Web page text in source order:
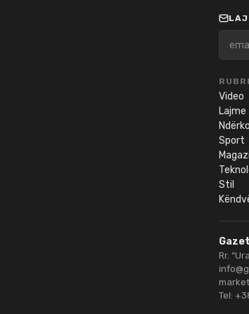
Video
Lajme
Sport
Stil
Rr.
Tel: